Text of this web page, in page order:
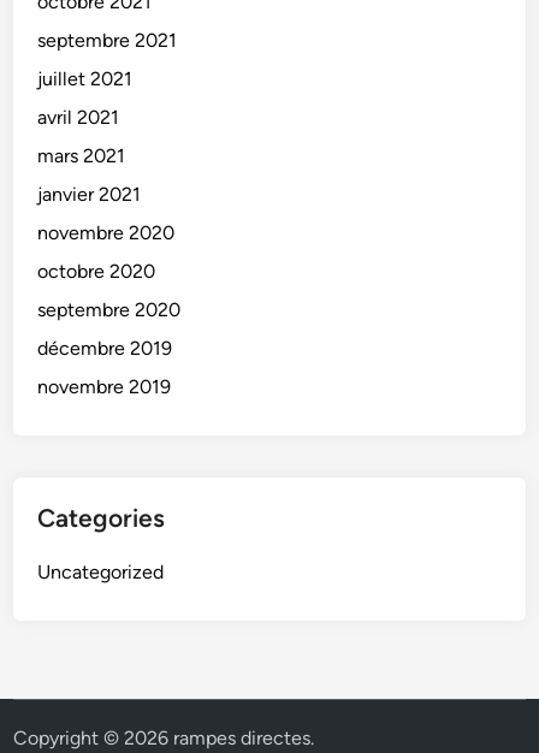
septembre 2021
juillet 2021
avril 2021
mars 2021
janvier 2021
novembre 2020
octobre 2020
septembre 2020
décembre 2019
novembre 2019
Categories
Uncategorized
Copyright © 2026 rampes directes.